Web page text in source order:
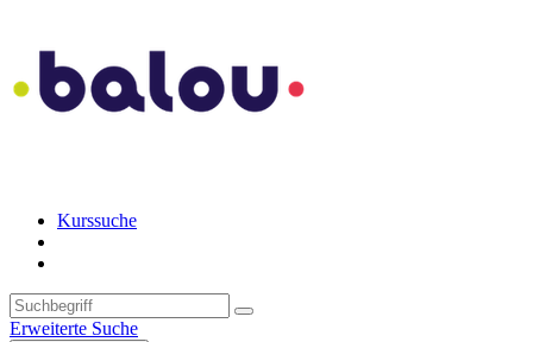
Kurssuche
Erweiterte Suche